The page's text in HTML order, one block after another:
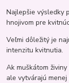
Najlepšie výsledky
hnojivom pre
Veľmi dôležitý je
intenzitu kvitnutia.
Ak muškátom
ale vytvárajú menej